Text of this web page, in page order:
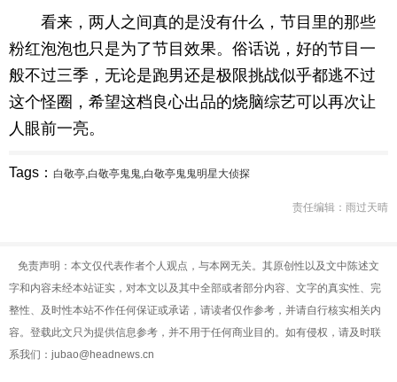
看来，两人之间真的是没有什么，节目里的那些
粉红泡泡也只是为了节目效果。俗话说，好的节目一
般不过三季，无论是跑男还是极限挑战似乎都逃不过
这个怪圈，希望这档良心出品的烧脑综艺可以再次让
人眼前一亮。
Tags： 白敬亭,白敬亭鬼鬼,白敬亭鬼鬼明星大侦探
责任编辑：雨过天晴
免责声明：本文仅代表作者个人观点，与本网无关。其原创性以及文中陈述文
字和内容未经本站证实，对本文以及其中全部或者部分内容、文字的真实性、完
整性、及时性本站不作任何保证或承诺，请读者仅作参考，并请自行核实相关内
容。登载此文只为提供信息参考，并不用于任何商业目的。如有侵权，请及时联
系我们：jubao@headnews.cn